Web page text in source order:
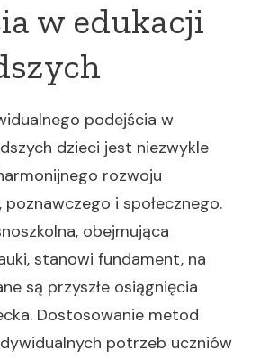
w edukacji
podejścia w
dzieci jest niezwykle
rozwoju
i społecznego.
obejmująca
stanowi fundament, na
są przyszłe osiągnięcia
Dostosowanie metod
potrzeb uczniów